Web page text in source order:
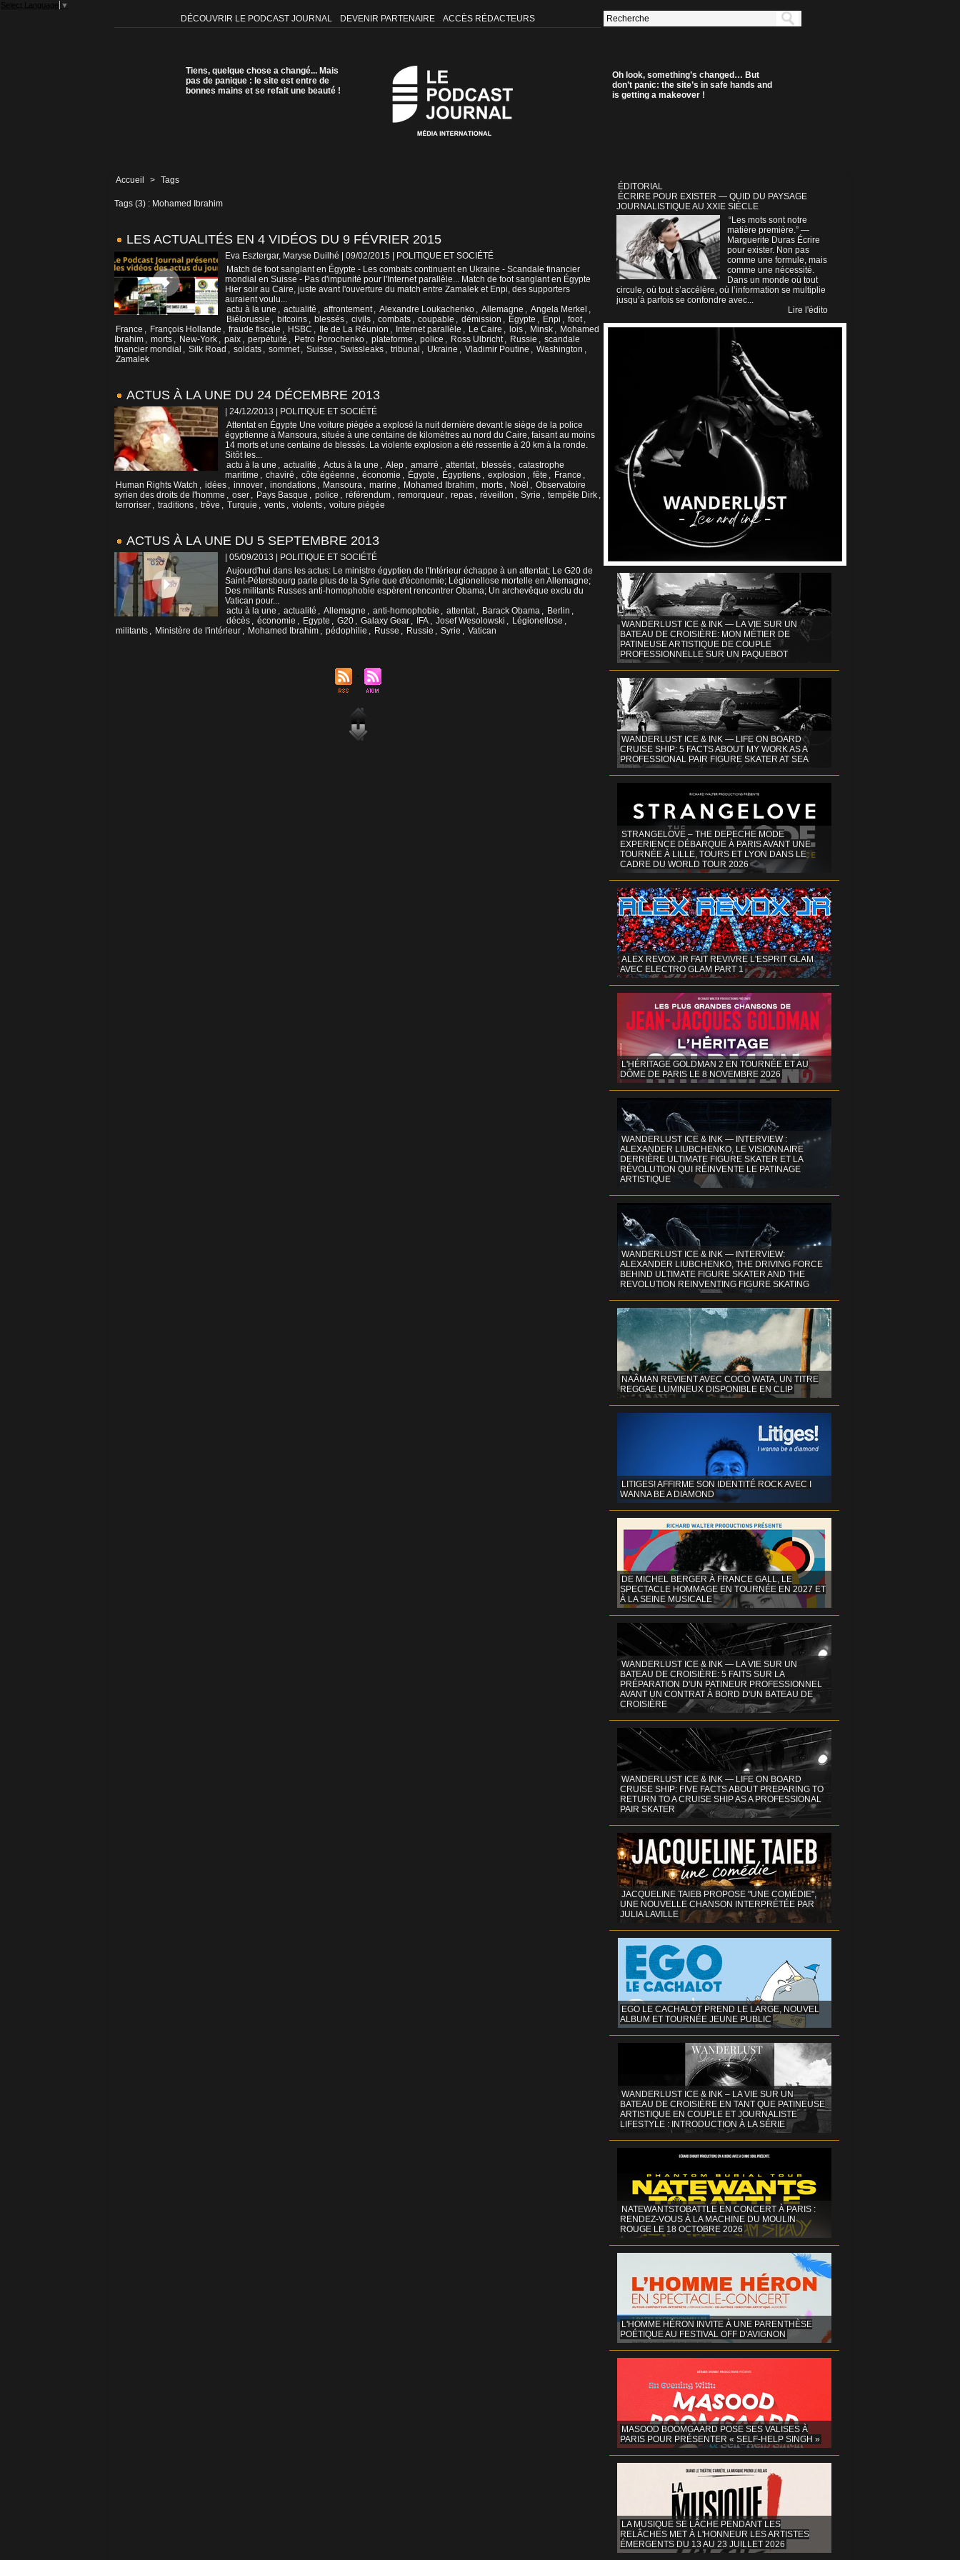
Select Language ▼
DÉCOUVRIR LE PODCAST JOURNAL DEVENIR PARTENAIRE ACCÈS RÉDACTEURS
Tiens, quelque chose a changé... Mais
pas de panique : le site est entre de
bonnes mains et se refait une beauté !
Oh look, something’s changed… But
don’t panic: the site’s in safe hands and
is getting a makeover !
Accueil > Tags
Tags (3) : Mohamed Ibrahim
LES ACTUALITÉS EN 4 VIDÉOS DU 9 FÉVRIER 2015
Eva Esztergar, Maryse Duilhé | 09/02/2015
POLITIQUE ET SOCIÉTÉ
Match de foot sanglant en Égypte - Les combats continuent en Ukraine - Scandale financier
mondial en Suisse - Pas d'impunité pour l'Internet parallèle... Match de foot sanglant en Égypte
Hier soir au Caire, juste avant l'ouverture du match entre Zamalek et Enpi, des supporters
auraient voulu...
actu à la une , actualité , affrontement , Alexandre Loukachenko , Allemagne , Angela Merkel ,
Biélorussie , bitcoins , blessés , civils , combats , coupable , démission , Égypte , Enpi , foot ,
France , François Hollande , fraude fiscale , HSBC , Ile de La Réunion , Internet parallèle , Le Caire , lois , Minsk , Mohamed
Ibrahim , morts , New-York , paix , perpétuité , Petro Porochenko , plateforme , police , Ross Ulbricht , Russie , scandale
financier mondial , Silk Road , soldats , sommet , Suisse , Swissleaks , tribunal , Ukraine , Vladimir Poutine , Washington ,
Zamalek
ACTUS À LA UNE DU 24 DÉCEMBRE 2013
| 24/12/2013
POLITIQUE ET SOCIÉTÉ
Attentat en Égypte Une voiture piégée a explosé la nuit dernière devant le siège de la police
égyptienne à Mansoura, située à une centaine de kilomètres au nord du Caire, faisant au moins
14 morts et une centaine de blessés. La violente explosion a été ressentie à 20 km à la ronde.
Sitôt les...
actu à la une , actualité , Actus à la une , Alep , amarré , attentat , blessés , catastrophe
maritime , chaviré , côte égéenne , économie , Égypte , Égyptiens , explosion , fête , France ,
Human Rights Watch , idées , innover , inondations , Mansoura , marine , Mohamed Ibrahim , morts , Noël , Observatoire
syrien des droits de l'homme , oser , Pays Basque , police , référendum , remorqueur , repas , réveillon , Syrie , tempête Dirk ,
terroriser , traditions , trêve , Turquie , vents , violents , voiture piégée
ACTUS À LA UNE DU 5 SEPTEMBRE 2013
| 05/09/2013
POLITIQUE ET SOCIÉTÉ
Aujourd'hui dans les actus: Le ministre égyptien de l'Intérieur échappe à un attentat; Le G20 de
Saint-Pétersbourg parle plus de la Syrie que d'économie; Légionellose mortelle en Allemagne;
Des militants Russes anti-homophobie espèrent rencontrer Obama; Un archevêque exclu du
Vatican pour...
actu à la une , actualité , Allemagne , anti-homophobie , attentat , Barack Obama , Berlin ,
décès , économie , Egypte , G20 , Galaxy Gear , IFA , Josef Wesolowski , Légionellose ,
militants , Ministère de l'intérieur , Mohamed Ibrahim , pédophilie , Russe , Russie , Syrie , Vatican
ÉDITORIAL
ÉCRIRE POUR EXISTER — QUID DU PAYSAGE
JOURNALISTIQUE AU XXIE SIÈCLE
“Les mots sont notre
matière première.” —
Marguerite Duras Écrire
pour exister. Non pas
comme une formule, mais
comme une nécessité.
Dans un monde où tout
circule, où tout s’accélère, où l’information se multiplie
jusqu’à parfois se confondre avec...
Lire l'édito
WANDERLUST ICE & INK — LA VIE SUR UN
BATEAU DE CROISIÈRE: MON MÉTIER DE
PATINEUSE ARTISTIQUE DE COUPLE
PROFESSIONNELLE SUR UN PAQUEBOT
WANDERLUST ICE & INK — LIFE ON BOARD
CRUISE SHIP: 5 FACTS ABOUT MY WORK AS A
PROFESSIONAL PAIR FIGURE SKATER AT SEA
STRANGELOVE – THE DEPECHE MODE
EXPERIENCE DÉBARQUE À PARIS AVANT UNE
TOURNÉE À LILLE, TOURS ET LYON DANS LE
CADRE DU WORLD TOUR 2026
ALEX REVOX JR FAIT REVIVRE L'ESPRIT GLAM
AVEC ELECTRO GLAM PART 1
L'HÉRITAGE GOLDMAN 2 EN TOURNÉE ET AU
DÔME DE PARIS LE 8 NOVEMBRE 2026
WANDERLUST ICE & INK — INTERVIEW :
ALEXANDER LIUBCHENKO, LE VISIONNAIRE
DERRIÈRE ULTIMATE FIGURE SKATER ET LA
RÉVOLUTION QUI RÉINVENTE LE PATINAGE
ARTISTIQUE
WANDERLUST ICE & INK — INTERVIEW:
ALEXANDER LIUBCHENKO, THE DRIVING FORCE
BEHIND ULTIMATE FIGURE SKATER AND THE
REVOLUTION REINVENTING FIGURE SKATING
NAÂMAN REVIENT AVEC COCO WATA, UN TITRE
REGGAE LUMINEUX DISPONIBLE EN CLIP
LITIGES! AFFIRME SON IDENTITÉ ROCK AVEC I
WANNA BE A DIAMOND
DE MICHEL BERGER À FRANCE GALL, LE
SPECTACLE HOMMAGE EN TOURNÉE EN 2027 ET
À LA SEINE MUSICALE
WANDERLUST ICE & INK — LA VIE SUR UN
BATEAU DE CROISIÈRE: 5 FAITS SUR LA
PRÉPARATION D'UN PATINEUR PROFESSIONNEL
AVANT UN CONTRAT À BORD D'UN BATEAU DE
CROISIÈRE
WANDERLUST ICE & INK — LIFE ON BOARD
CRUISE SHIP: FIVE FACTS ABOUT PREPARING TO
RETURN TO A CRUISE SHIP AS A PROFESSIONAL
PAIR SKATER
JACQUELINE TAIEB PROPOSE "UNE COMÉDIE",
UNE NOUVELLE CHANSON INTERPRÉTÉE PAR
JULIA LAVILLE
EGO LE CACHALOT PREND LE LARGE, NOUVEL
ALBUM ET TOURNÉE JEUNE PUBLIC
WANDERLUST ICE & INK – LA VIE SUR UN
BATEAU DE CROISIÈRE EN TANT QUE PATINEUSE
ARTISTIQUE EN COUPLE ET JOURNALISTE
LIFESTYLE : INTRODUCTION À LA SÉRIE
NATEWANTSTOBATTLE EN CONCERT À PARIS :
RENDEZ-VOUS À LA MACHINE DU MOULIN
ROUGE LE 18 OCTOBRE 2026
L'HOMME HÉRON INVITE À UNE PARENTHÈSE
POÉTIQUE AU FESTIVAL OFF D'AVIGNON
MASOOD BOOMGAARD POSE SES VALISES À
PARIS POUR PRÉSENTER « SELF-HELP SINGH »
LA MUSIQUE SE LÂCHE PENDANT LES
RELÂCHES MET À L'HONNEUR LES ARTISTES
ÉMERGENTS DU 13 AU 23 JUILLET 2026